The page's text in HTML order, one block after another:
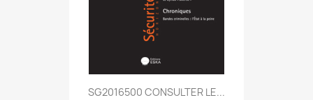
SG2016500 CONSULTER LE...